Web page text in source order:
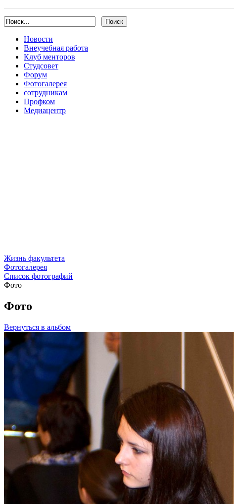
Новости
Внеучебная работа
Клуб менторов
Студсовет
Форум
Фотогалерея
сотрудникам
Профком
Медиацентр
Жизнь факультета
Фотогалерея
Список фотографий
Фото
Фото
Вернуться в альбом